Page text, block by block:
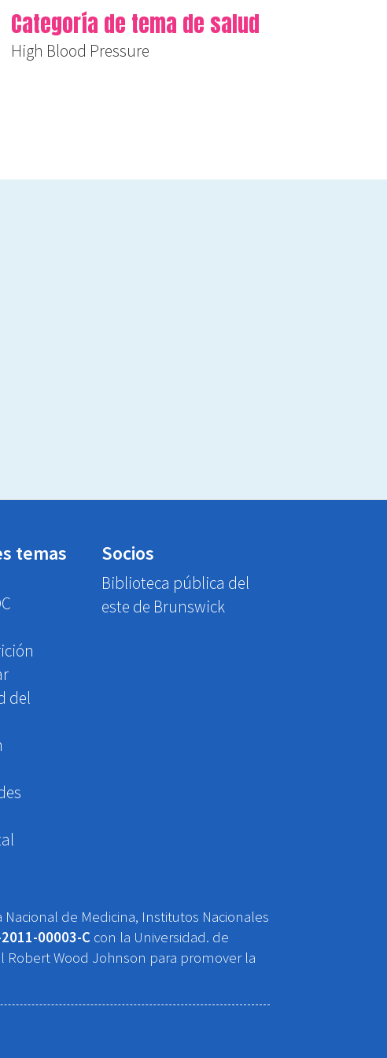
Categoría de tema de salud
High Blood Pressure
temas
del
Socios
Biblioteca pública del
este de Brunswick
de Medicina, Institutos Nacionales
00003-C con la Universidad. de
Robert Wood Johnson para promover la